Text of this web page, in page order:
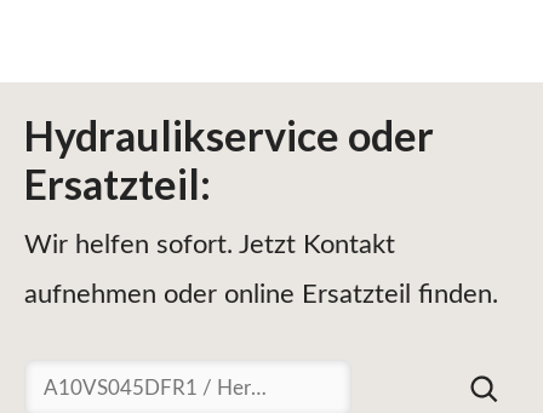
Hydraulikservice oder
Ersatzteil:
Wir helfen sofort. Jetzt Kontakt
aufnehmen oder online Ersatzteil finden.
Suchen